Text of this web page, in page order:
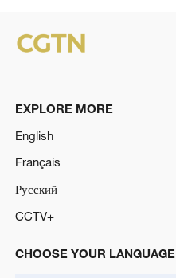
EXPLORE MORE
English
Français
Русский
CCTV+
CHOOSE YOUR LANGUAGE